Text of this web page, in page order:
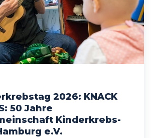
2026: KNACK
50 Jahre
Kinderkrebs-
e.V.